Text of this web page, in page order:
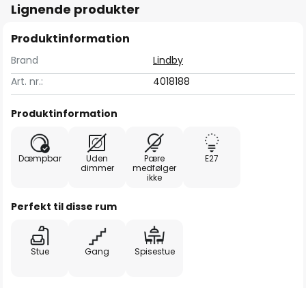
Lignende produkter
Produktinformation
Brand
Lindby
Art. nr.:
4018188
Produktinformation
Dæmpbar
Uden
dimmer
Pære
medfølger
ikke
E27
Perfekt til disse rum
Stue Gang Spisestue